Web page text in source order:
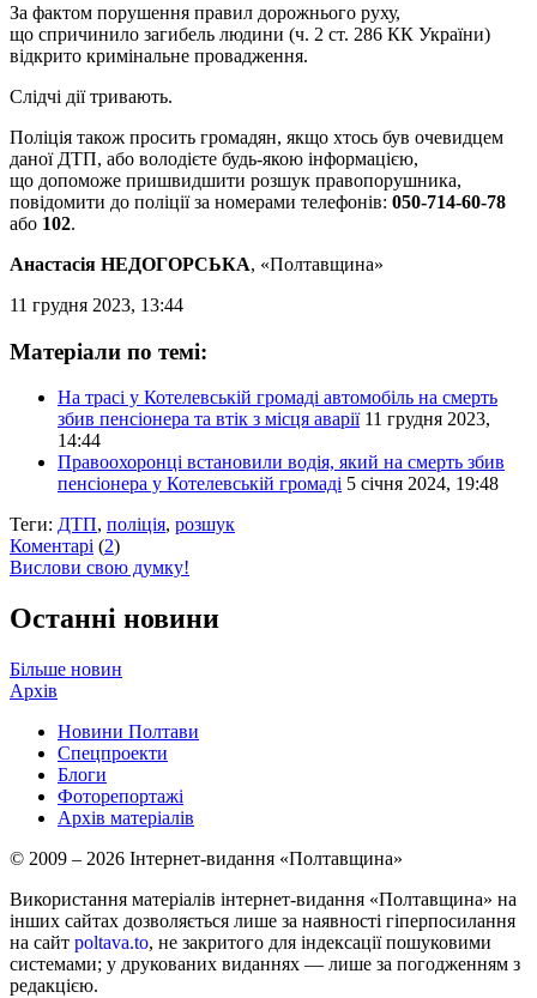
За фактом порушення правил дорожнього руху,
що спричинило загибель людини (ч. 2 ст. 286 КК України)
відкрито кримінальне провадження.
Слідчі дії тривають.
Поліція також просить громадян, якщо хтось був очевидцем
даної ДТП, або володієте будь-якою інформацією,
що допоможе пришвидшити розшук правопорушника,
повідомити до поліції за номерами телефонів: 050-714-60-78
або 102.
Анастасія НЕДОГОРСЬКА, «Полтавщина»
11 грудня 2023, 13:44
Матеріали по темі:
На трасі у Котелевській громаді автомобіль на смерть
збив пенсіонера та втік з місця аварії 11 грудня 2023,
14:44
Правоохоронці встановили водія, який на смерть збив
пенсіонера у Котелевській громаді 5 січня 2024, 19:48
Теги: ДТП, поліція, розшук
Коментарі (2)
Вислови свою думку!
Останні новини
Більше новин
Архів
Новини Полтави
Спецпроекти
Блоги
Фоторепортажі
Архів матеріалів
© 2009 – 2026 Інтернет-видання «Полтавщина»
Використання матеріалів інтернет-видання «Полтавщина» на
інших сайтах дозволяється лише за наявності гіперпосилання
на сайт poltava.to, не закритого для індексації пошуковими
системами; у друкованих виданнях — лише за погодженням з
редакцією.